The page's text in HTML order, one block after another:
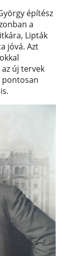
építész
a
Lipták
jóvá. Azt
új tervek
pontosan